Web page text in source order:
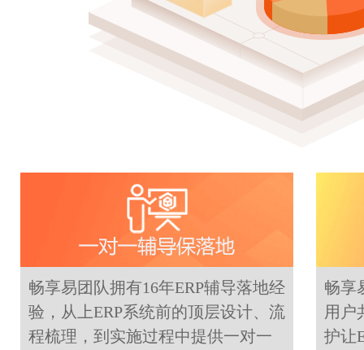
畅享易团队拥有16年ERP辅导落地经
验，从上ERP系统前的顶层设计、流
程梳理，到实施过程中提供一对一
畅享
用户
护让